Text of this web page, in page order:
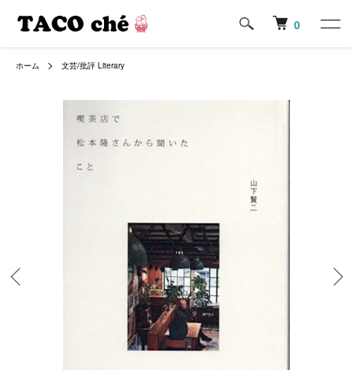
0
ホーム 文芸/批評 Literary